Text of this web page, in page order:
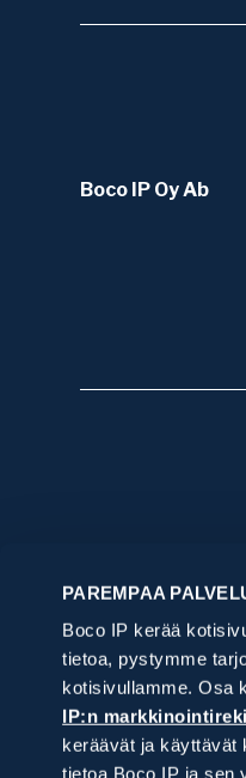
PAREMPAA
Boco IP kerää
tietoa, pystymme
kotisivullamme. Osa
IP:n
keräävät ja käyttävät
tietoa Boco IP ja sen
Boco IP Oy Ab
Haluan suojata
Tarvitsen IP-
Haluan saada IPR-
en tiedä mistä